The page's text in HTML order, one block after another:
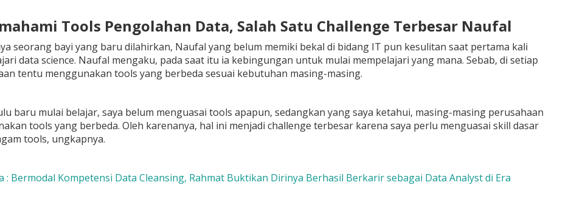
Tools Pengolahan Data, Salah Satu Challenge Terbesar Naufal
seorang bayi yang baru dilahirkan, Naufal yang belum memiki bekal di bidang IT pun kesulitan saat pertama kali
data science. Naufal mengaku, pada saat itu ia kebingungan untuk mulai mempelajari yang mana. Sebab, di setiap
tentu menggunakan tools yang berbeda sesuai kebutuhan masing-masing.
baru mulai belajar, saya belum menguasai tools apapun, sedangkan yang saya ketahui, masing-masing perusahaan
tools yang berbeda. Oleh karenanya, hal ini menjadi challenge terbesar karena saya perlu menguasai skill dasar
tools, ungkapnya.
: Bermodal Kompetensi Data Cleansing, Rahmat Buktikan Dirinya Berhasil Berkarir sebagai Data Analyst di Era